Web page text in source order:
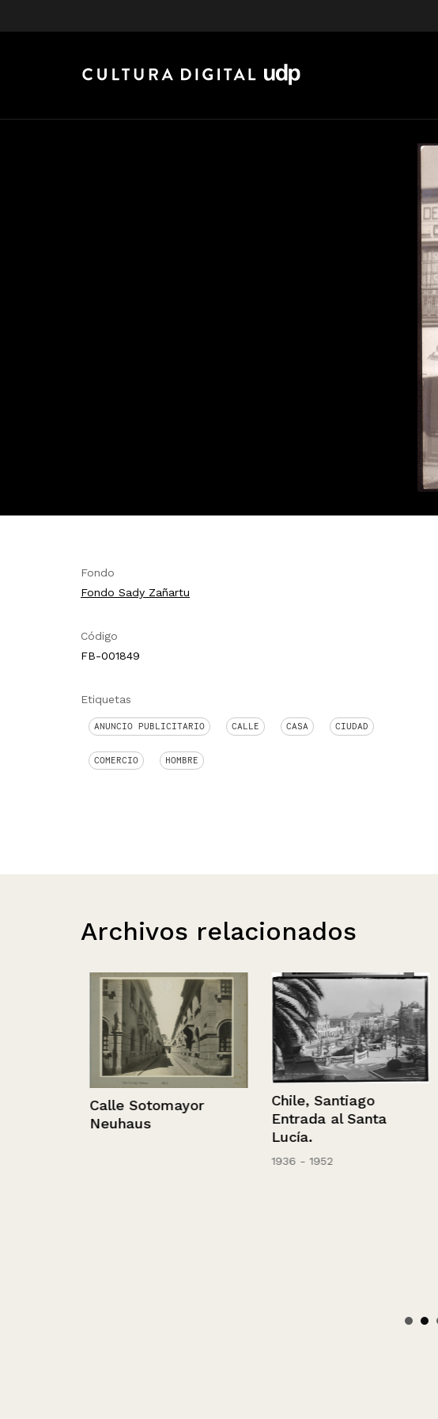
Fondo
Fondo Sady Zañartu
Código
FB-001849
Etiquetas
ANUNCIO PUBLICITARIO CALLE CASA CIUDAD
COMERCIO HOMBRE
Archivos relacionados
Calle Sotomayor
Neuhaus
Chile, Santiago
Entrada al Santa
Lucía.
1936 - 1952